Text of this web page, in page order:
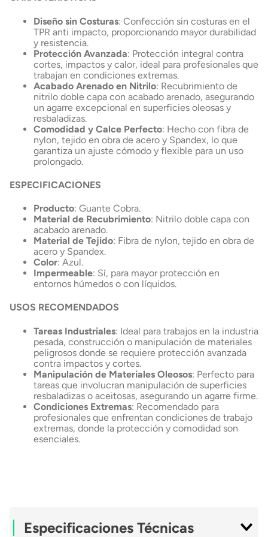
Diseño sin Costuras: Confección sin costuras en el
TPR anti impacto, proporcionando mayor durabilidad
y resistencia.
Protección Avanzada: Protección integral contra
cortes, impactos y calor, ideal para profesionales que
trabajan en condiciones extremas.
Acabado Arenado en Nitrilo: Recubrimiento de
nitrilo doble capa con acabado arenado, asegurando
un agarre excepcional en superficies oleosas y
resbaladizas.
Comodidad y Calce Perfecto: Hecho con fibra de
nylon, tejido en obra de acero y Spandex, lo que
garantiza un ajuste cómodo y flexible para un uso
prolongado.
ESPECIFICACIONES
Producto: Guante Cobra.
Material de Recubrimiento: Nitrilo doble capa con
acabado arenado.
Material de Tejido: Fibra de nylon, tejido en obra de
acero y Spandex.
Color: Azul.
Impermeable: Sí, para mayor protección en
entornos húmedos o con líquidos.
USOS RECOMENDADOS
Tareas Industriales: Ideal para trabajos en la industria
pesada, construcción o manipulación de materiales
peligrosos donde se requiere protección avanzada
contra impactos y cortes.
Manipulación de Materiales Oleosos: Perfecto para
tareas que involucran manipulación de superficies
resbaladizas o aceitosas, asegurando un agarre firme.
Condiciones Extremas: Recomendado para
profesionales que enfrentan condiciones de trabajo
extremas, donde la protección y comodidad son
esenciales.
Especificaciones Técnicas